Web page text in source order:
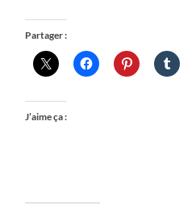
Partager :
J’aime ça :